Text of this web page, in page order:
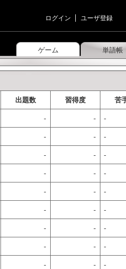
ログイン ユーザ登録
ゲーム 単語帳
出題数 習得度 苦
- - -
- - -
- - -
- - -
- - -
- - -
- - -
- - -
- - -